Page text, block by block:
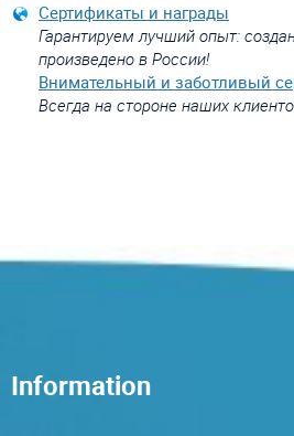
Сертификаты и награды
Гарантируем лучший опыт:
произведено в России!
Внимательный и заботливый
Всегда на стороне наших
Information